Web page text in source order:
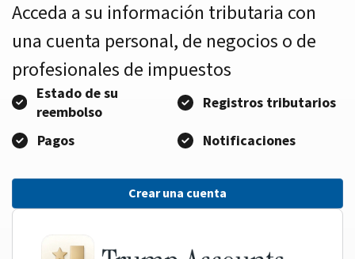
Acceda a su información tributaria con
una cuenta personal, de negocios o de
profesionales de impuestos
Estado de su
reembolso
Registros tributarios
Pagos
Notificaciones
Crear una cuenta